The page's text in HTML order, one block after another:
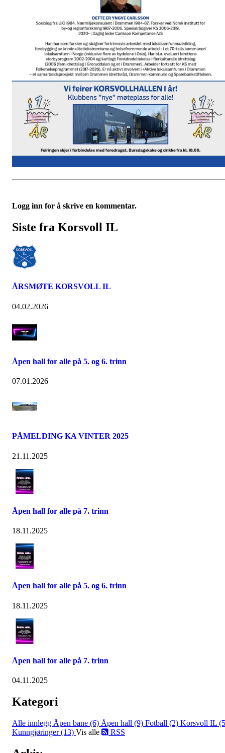
Logg inn for å skrive en kommentar.
Siste fra Korsvoll IL
ÅRSMØTE KORSVOLL IL
04.02.2026
Åpen hall for alle på 5. og 6. trinn
07.01.2026
PÅMELDING KA VINTER 2025
21.11.2025
Åpen hall for alle på 7. trinn
18.11.2025
Åpen hall for alle på 5. og 6. trinn
18.11.2025
Åpen hall for alle på 7. trinn
04.11.2025
Kategori
Alle innlegg Åpen bane (6) Åpen hall (9) Fotball (2) Korsvoll IL
Kunngjøringer (13) Vis alle RSS